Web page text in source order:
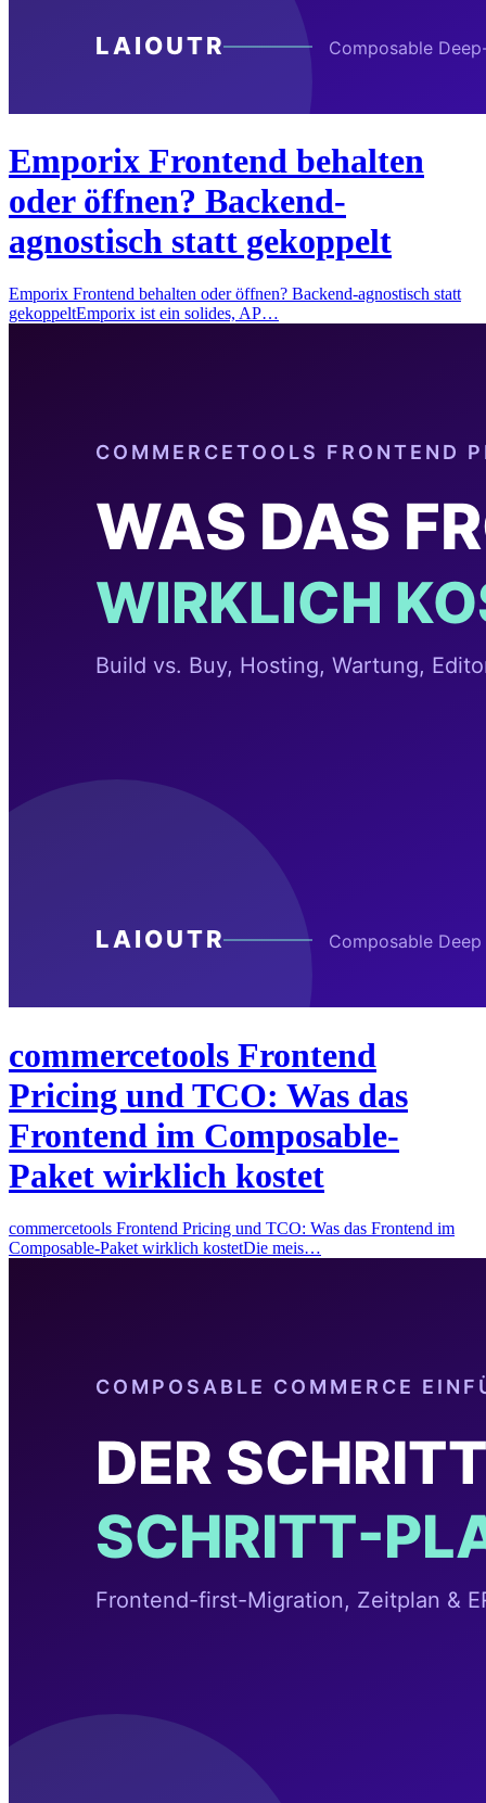
Emporix Frontend behalten
oder öffnen? Backend-
agnostisch statt gekoppelt
Emporix Frontend behalten oder öffnen? Backend-agnostisch statt
gekoppeltEmporix ist ein solides, AP…
commercetools Frontend
Pricing und TCO: Was das
Frontend im Composable-
Paket wirklich kostet
commercetools Frontend Pricing und TCO: Was das Frontend im
Composable-Paket wirklich kostetDie meis…